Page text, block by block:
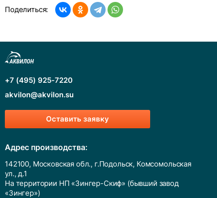
Поделиться:
Оставить заявку
+7 (495) 925-7220
akvilon@akvilon.su
Адрес производства:
142100, Московская обл., г.Подольск, Комсомольская
ул., д.1
На территории НП «Зингер-Скиф» (бывший завод
«Зингер»)